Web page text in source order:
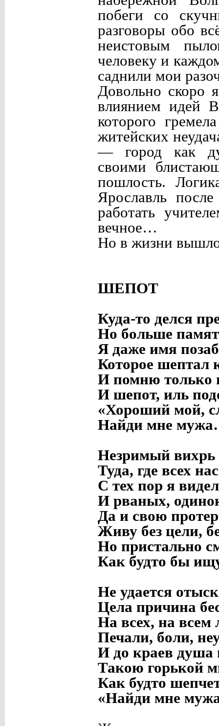
побеги со
разговоры обо
неистовым
человеку и
саднили мои
Довольно скоро
влиянием идей
которого
житейских
— город как
своими
пошлость.
Ярославль
работать
вечное…
Но в жизни
ШЕПОТ
Куда-то делся
Но больше
Я даже имя
Которое шептал
И помню только
И шепот, иль
«Хороший мой,
Найди мне
Незримый вихрь
Туда, где всех
С тех пор я
И рваных,
Да и свою
Живу без цели,
Но пристально
Как будто бы
Не удается
Цела причина
На всех, на всем
Печали, боли,
И до краев душа
Такою горькой
Как будто
«Найди мне